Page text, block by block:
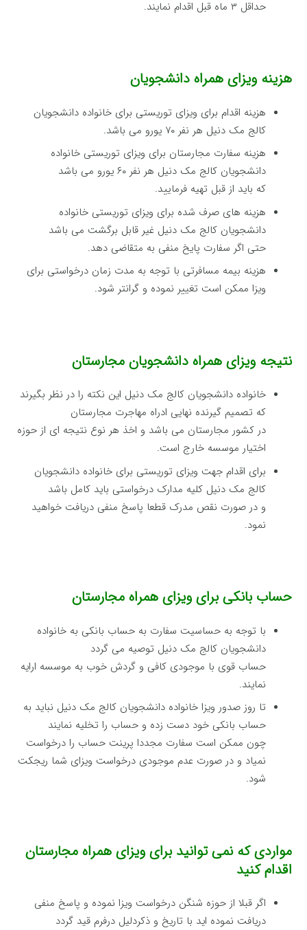
حداقل ۳ ماه قبل اقدام نمایند.
هزینه ویزای همراه دانشجویان
هزینه اقدام برای ویزای توریستی برای خانواده دانشجویان
کالج مک دنیل هر نفر ۷۰ یورو می باشد.
هزینه سفارت مجارستان برای ویزای توریستی خانواده
دانشجویان کالج مک دنیل هر نفر ۶۰ یورو می باشد
که باید از قبل تهیه فرمایید.
هزینه های صرف شده برای ویزای توریستی خانواده
دانشجویان کالج مک دنیل غیر قابل برگشت می باشد
حتی اگر سفارت پایخ منفی به متقاضی دهد.
هزینه بیمه مسافرتی با توجه به مدت زمان درخواستی برای
ویزا ممکن است تغییر نموده و گرانتر شود.
نتیجه ویزای همراه دانشجویان مجارستان
خانواده دانشجویان کالج مک دنیل این نکته را در نظر بگیرند
که تصمیم گیرنده نهایی ادراه مهاجرت مجارستان
در کشور مجارستان می باشد و اخذ هر نوع نتیجه ای از حوزه
اختیار موسسه خارج است.
برای اقدام جهت ویزای توریستی برای خانواده دانشجویان
کالج مک دنیل کلیه مدارک درخواستی باید کامل باشد
و در صورت نقص مدرک قطعا پاسخ منفی دریافت خواهید
نمود.
حساب بانکی برای ویزای همراه مجارستان
با توجه به حساسیت سفارت به حساب بانکی به خانواده
دانشجویان کالج مک دنیل توصیه می گردد
حساب قوی با موجودی کافی و گردش خوب به موسسه ارایه
نمایند.
تا روز صدور ویزا خانواده دانشجویان کالج مک دنیل نباید به
حساب بانکی خود دست زده و حساب را تخلیه نمایند
چون ممکن است سفارت مجددا پرینت حساب را درخواست
نمیاد و در صورت عدم موجودی درخواست ویزای شما ریجکت
شود.
مواردی که نمی توانید برای ویزای همراه مجارستان
اقدام کنید
اگر قبلا از حوزه شنگن درخواست ویزا نموده و پاسخ منفی
دریافت نموده اید با تاریخ و ذکردلیل درفرم قید گردد